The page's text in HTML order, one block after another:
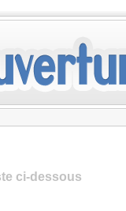
ci-dessous